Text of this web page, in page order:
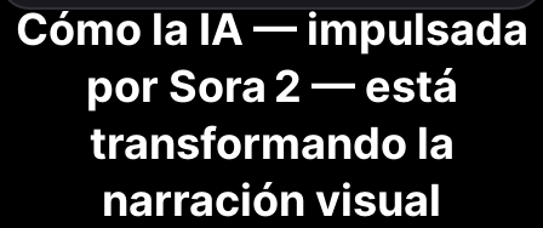
Cómo la IA — impulsada
por Sora 2 — está
transformando la
narración visual